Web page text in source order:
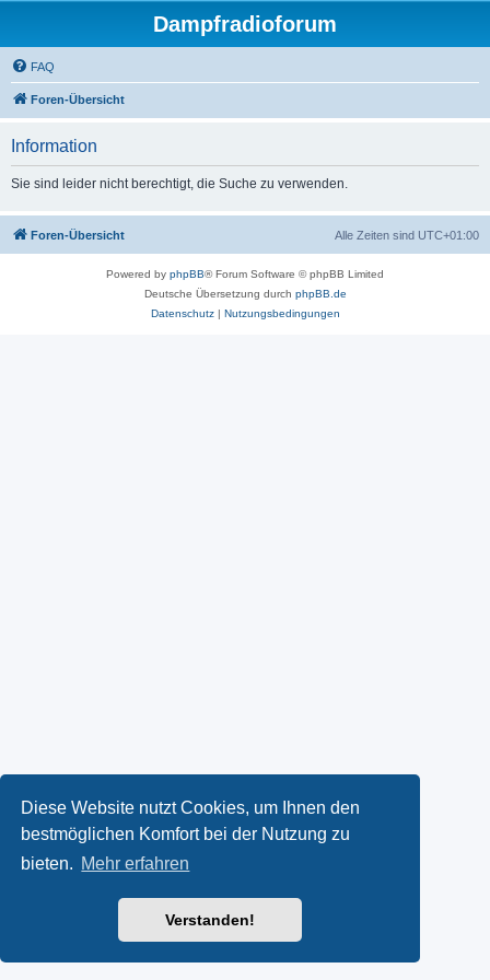
Diese Website nutzt Cookies, um Ihnen den
bestmöglichen Komfort bei der Nutzung zu
bieten. Mehr erfahren
Verstanden!
Dampfradioforum
FAQ
Foren-Übersicht
Information
Sie sind leider nicht berechtigt, die Suche zu verwenden.
Foren-Übersicht Alle Zeiten sind UTC+01:00
Powered by phpBB® Forum Software © phpBB Limited
Deutsche Übersetzung durch phpBB.de
Datenschutz| Nutzungsbedingungen